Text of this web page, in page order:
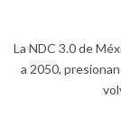
La NDC 3.0 de
a 2050,